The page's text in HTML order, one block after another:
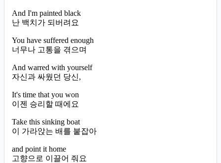
And I'm painted black
난 백치가 되버려요
You have suffered enough
너무나 고통을 겪으며
And warred with yourself
자신과 싸웠던 당신,
It's time that you won
이젠 승리할 때에요
Take this sinking boat
이 가라앉는 배를 붙잡아
and point it home
고향으로 이끌어 줘요